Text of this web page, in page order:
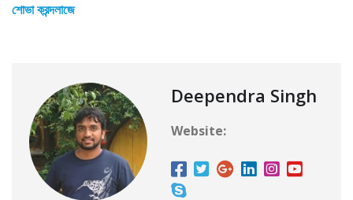
শোভা করন্দলাজে
Deependra Singh
Website: